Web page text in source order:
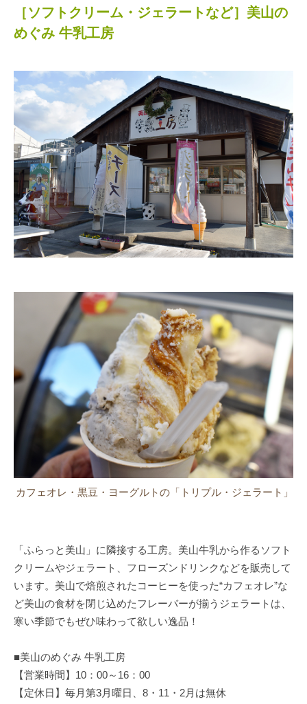
［ソフトクリーム・ジェラートなど］美山の
めぐみ 牛乳工房
カフェオレ・黒豆・ヨーグルトの「トリプル・ジェラート」
「ふらっと美山」に隣接する工房。美山牛乳から作るソフト
クリームやジェラート、フローズンドリンクなどを販売して
います。美山で焙煎されたコーヒーを使った“カフェオレ”な
ど美山の食材を閉じ込めたフレーバーが揃うジェラートは、
寒い季節でもぜひ味わって欲しい逸品！
■美山のめぐみ 牛乳工房
【営業時間】10：00～16：00
【定休日】毎月第3月曜日、8・11・2月は無休